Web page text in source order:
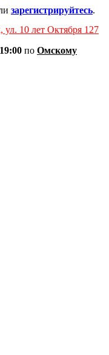
зарегистрируйтесь.
ул. 10 лет Октября 127
по Омскому